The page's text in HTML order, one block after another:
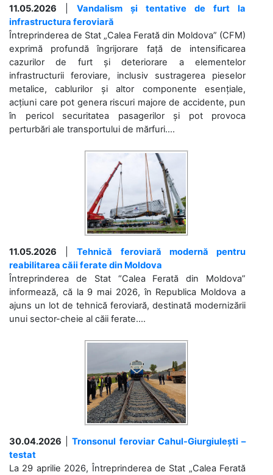
11.05.2026
Vandalism și tentative de furt la
infrastructura feroviară
Întreprinderea de Stat „Calea Ferată din Moldova” (CFM)
exprimă profundă îngrijorare față de intensificarea
cazurilor de furt și deteriorare a elementelor
infrastructurii feroviare, inclusiv sustragerea pieselor
metalice, cablurilor și altor componente esențiale,
acțiuni care pot genera riscuri majore de accidente, pun
în pericol securitatea pasagerilor și pot provoca
perturbări ale transportului de mărfuri....
11.05.2026 |Tehnică feroviară modernă pentru
reabilitarea căii ferate din Moldova
Întreprinderea de Stat “Calea Ferată din Moldova”
informează, că la 9 mai 2026, în Republica Moldova a
ajuns un lot de tehnică feroviară, destinată modernizării
unui sector-cheie al căii ferate....
30.04.2026 |Tronsonul feroviar Cahul-Giurgiulești –
testat
La 29 aprilie 2026, Întreprinderea de Stat „Calea Ferată